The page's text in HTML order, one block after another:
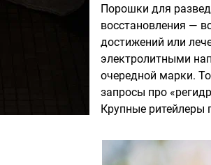
Порошки для
восстановления —
достижений или
электролитными
очередной марки.
запросы про
Крупные ритейлеры